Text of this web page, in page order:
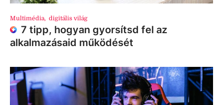
Multimédia, digitális világ
7 tipp, hogyan gyorsítsd fel az
alkalmazásaid működését